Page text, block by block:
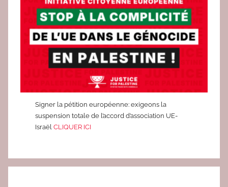
Signer la pétition européenne: exigeons la
suspension totale de l’accord d’association UE-
IsraëlCLIQUER ICI